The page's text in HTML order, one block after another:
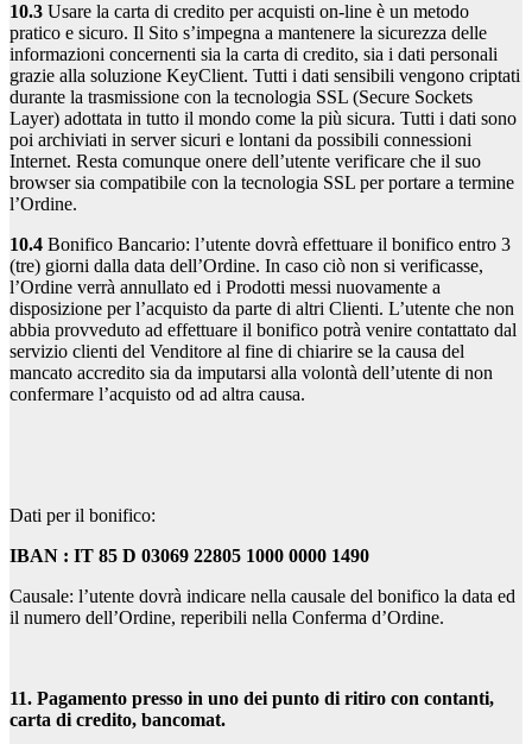
10.3 Usare la carta di credito per acquisti on-line è un metodo
pratico e sicuro. Il Sito s’impegna a mantenere la sicurezza delle
informazioni concernenti sia la carta di credito, sia i dati personali
grazie alla soluzione KeyClient. Tutti i dati sensibili vengono criptati
durante la trasmissione con la tecnologia SSL (Secure Sockets
Layer) adottata in tutto il mondo come la più sicura. Tutti i dati sono
poi archiviati in server sicuri e lontani da possibili connessioni
Internet. Resta comunque onere dell’utente verificare che il suo
browser sia compatibile con la tecnologia SSL per portare a termine
l’Ordine.
10.4 Bonifico Bancario: l’utente dovrà effettuare il bonifico entro 3
(tre) giorni dalla data dell’Ordine. In caso ciò non si verificasse,
l’Ordine verrà annullato ed i Prodotti messi nuovamente a
disposizione per l’acquisto da parte di altri Clienti. L’utente che non
abbia provveduto ad effettuare il bonifico potrà venire contattato dal
servizio clienti del Venditore al fine di chiarire se la causa del
mancato accredito sia da imputarsi alla volontà dell’utente di non
confermare l’acquisto od ad altra causa.
Dati per il bonifico:
IBAN : IT 85 D 03069 22805 1000 0000 1490
Causale: l’utente dovrà indicare nella causale del bonifico la data ed
il numero dell’Ordine, reperibili nella Conferma d’Ordine.
11. Pagamento presso in uno dei punto di ritiro con contanti,
carta di credito, bancomat.